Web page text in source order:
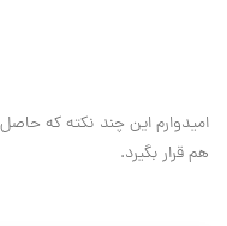
اميدوارم اين چند نکته که
هم قرار بگيرد.